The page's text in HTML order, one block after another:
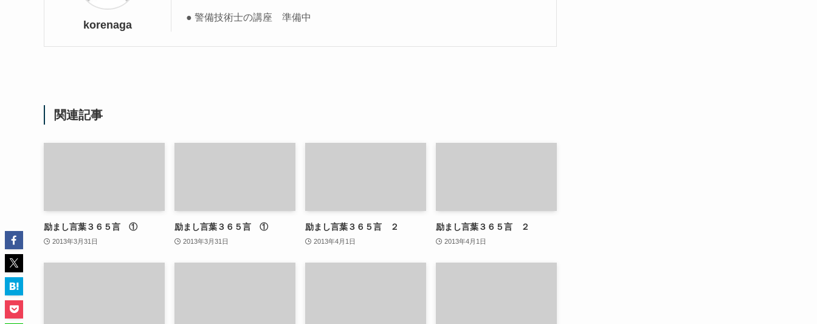
korenaga
● 警備技術士の講座 準備中
関連記事
励まし言葉３６５言 ①
2013年3月31日
励まし言葉３６５言 ①
2013年3月31日
励まし言葉３６５言 ２
2013年4月1日
励まし言葉３６５言 ２
2013年4月1日